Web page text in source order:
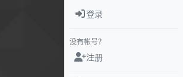
登录
没有帐号？
注册